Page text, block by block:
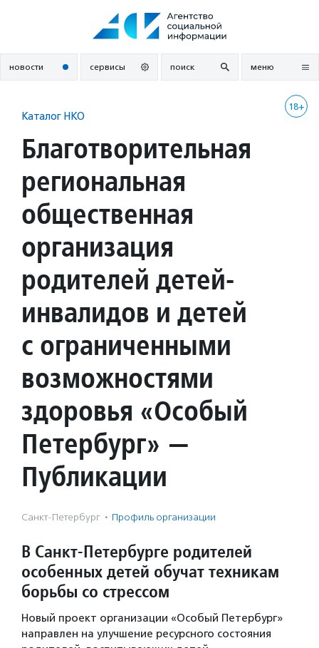
новости сервисы поиск меню
18+
Каталог НКО
Благотворительная
региональная
общественная
организация
родителей детей-
инвалидов и детей
с ограниченными
возможностями
здоровья «Особый
Петербург» —
Публикации
Санкт-Петербург · Профиль организации
В Санкт-Петербурге родителей
особенных детей обучат техникам
борьбы со стрессом
Новый проект организации «Особый Петербург»
направлен на улучшение ресурсного состояния